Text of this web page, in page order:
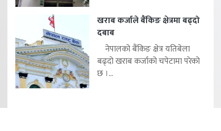
खराब कर्जाले बैंकिङ क्षेत्रमा बढ्दो
दबाब
नेपालको बैंकिङ क्षेत्र यतिबेला
बढ्दो खराब कर्जाको चपेटामा परेको
छ ।...